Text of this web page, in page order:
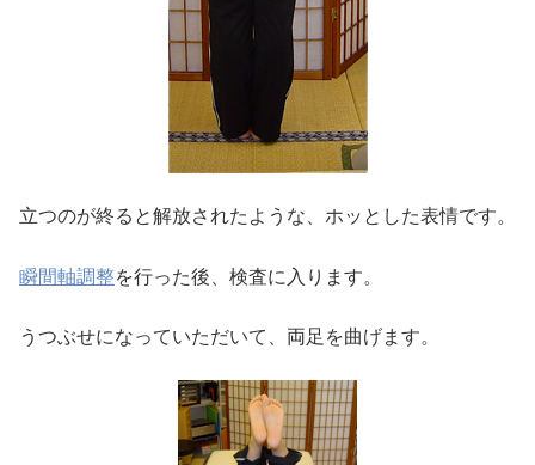
立つのが終ると解放されたような、ホッとした表情です。
瞬間軸調整を行った後、検査に入ります。
うつぶせになっていただいて、両足を曲げます。